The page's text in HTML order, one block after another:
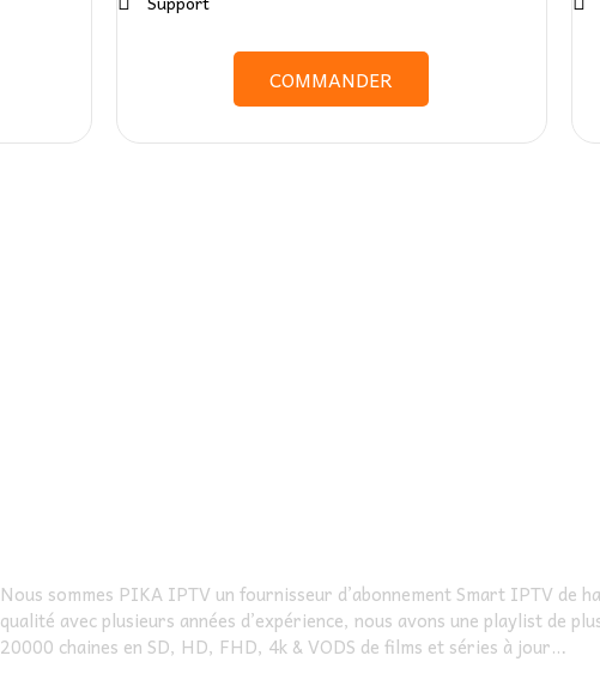
COMMANDER
Nous sommes PIKA IPTV un fournisseur d’abonnement Smart IPTV de
qualité avec plusieurs années d’expérience, nous avons une playlist de
20000 chaines en SD, HD, FHD, 4k & VODS de films et séries à jour…